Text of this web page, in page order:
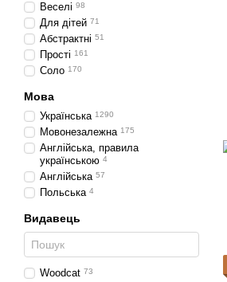
Веселі 98
Для дітей 71
Абстрактні 51
Прості 161
Соло 170
Мова
Українська 1290
Мовонезалежна 175
Англійська, правила
українською 4
Англійська 57
Польська 4
Видавець
Woodcat 73